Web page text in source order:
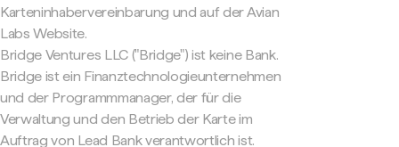
Karteninhabervereinbarung und auf der Avian
Labs Website.
Bridge Ventures LLC ("Bridge") ist keine Bank.
Bridge ist ein Finanztechnologieunternehmen
und der Programmmanager, der für die
Verwaltung und den Betrieb der Karte im
Auftrag von Lead Bank verantwortlich ist.